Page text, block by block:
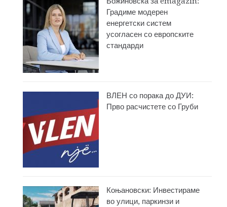
Градиме модерен
енергетски систем
усогласен со европските
стандарди
ВЛЕН со порака до ДУИ:
Прво расчистете со Груби
Коњановски: Инвестираме
во улици, паркинзи и